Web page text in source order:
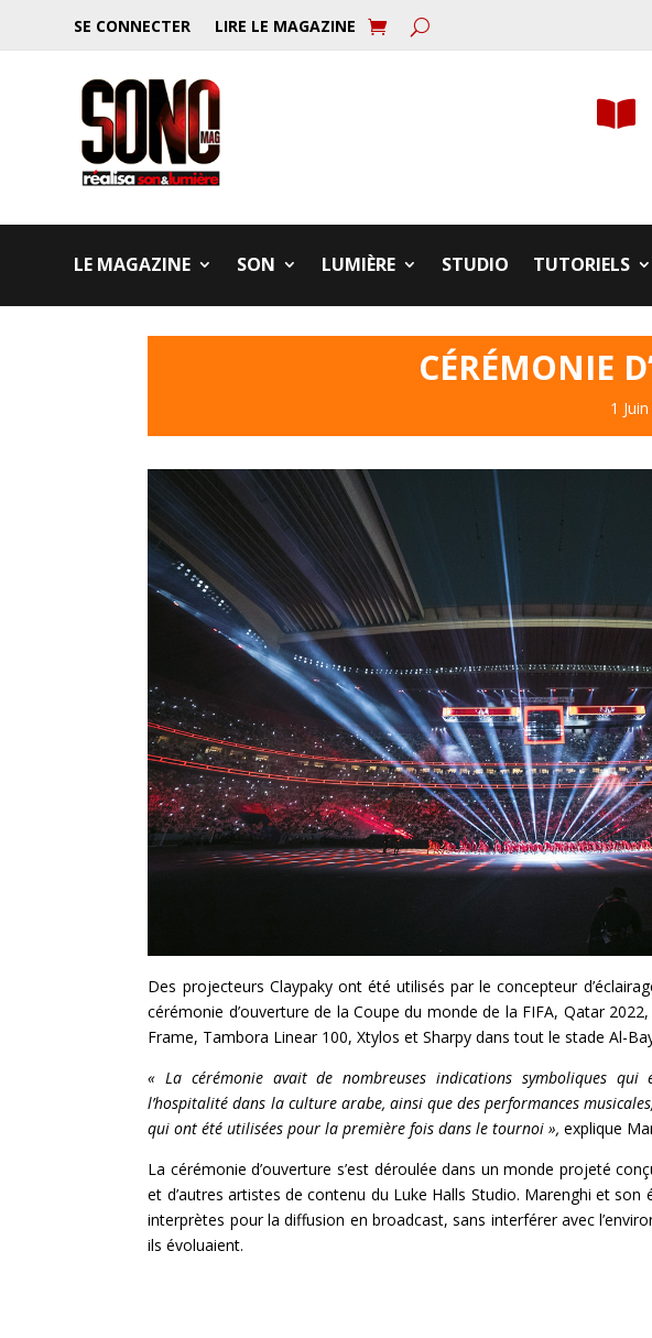
SE CONNECTER LIRE LE MAGAZINE

LE MAGAZINE SON LUMIÈRE STUDIO TUTORIELS
CÉRÉMONIE
1
Des projecteurs Claypaky ont été utilisés par le concepteur
cérémonie d’ouverture de la Coupe du monde de la FIFA, Qatar
Frame, Tambora Linear 100, Xtylos et Sharpy dans tout le stade Al-
« La cérémonie avait de nombreuses indications symboliques qui
l’hospitalité dans la culture arabe, ainsi que des performances
qui ont été utilisées pour la première fois dans le tournoi », explique
La cérémonie d’ouverture s’est déroulée dans un monde projeté
et d’autres artistes de contenu du Luke Halls Studio. Marenghi et son
interprètes pour la diffusion en broadcast, sans interférer avec
ils évoluaient.